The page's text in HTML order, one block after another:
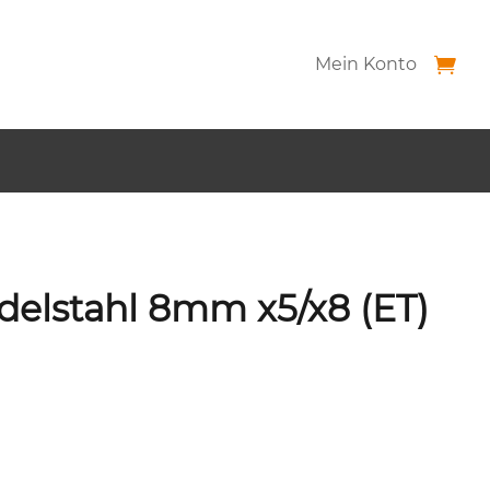
Mein Konto
8mm x5/x8 (ET)